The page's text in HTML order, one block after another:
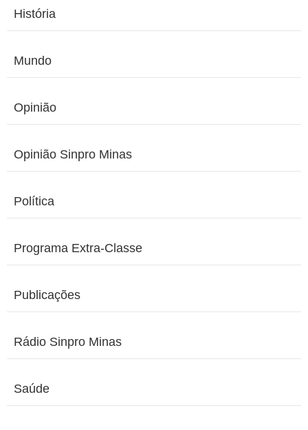
História
Mundo
Opinião
Opinião Sinpro Minas
Política
Programa Extra-Classe
Publicações
Rádio Sinpro Minas
Saúde